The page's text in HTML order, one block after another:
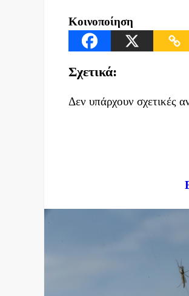
Κοινοποίηση
Σχετικά:
Δεν υπάρχουν σχετικές